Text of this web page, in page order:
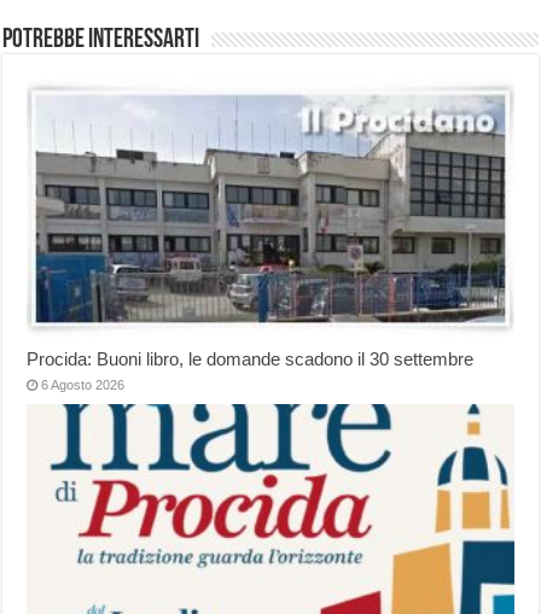
Potrebbe interessarti
Procida: Buoni libro, le domande scadono il 30 settembre
6 Agosto 2026